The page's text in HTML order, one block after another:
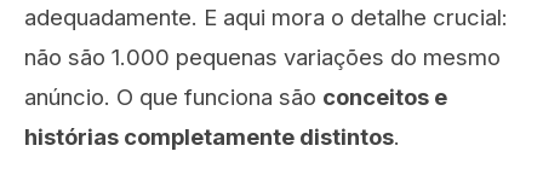
adequadamente. E aqui mora o detalhe crucial:
não são 1.000 pequenas variações do mesmo
anúncio. O que funciona são conceitos e
histórias completamente distintos.